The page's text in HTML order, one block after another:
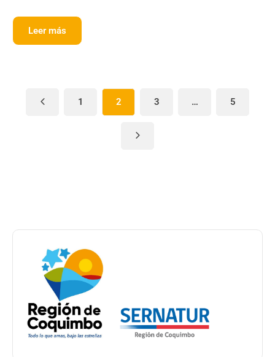
Leer más
1 2 3 … 5